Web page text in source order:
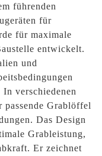
führenden
für
für maximale
entwickelt.
und
verschiedenen
Grablöffel
Das Design
Grableistung,
Er zeichnet